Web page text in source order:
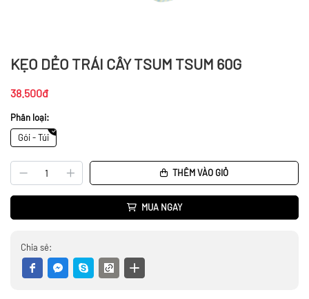
KẸO DẺO TRÁI CÂY TSUM TSUM 60G
38.500đ
Phân loại:
Gói - Túi
THÊM VÀO GIỎ
MUA NGAY
Chia sẻ: